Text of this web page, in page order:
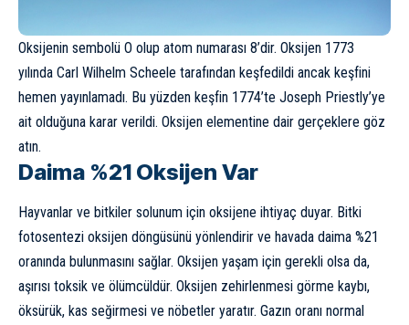
Oksijenin sembolü O olup atom numarası 8’dir. Oksijen 1773
yılında Carl Wilhelm Scheele tarafından keşfedildi ancak keşfini
hemen yayınlamadı. Bu yüzden keşfin 1774’te Joseph Priestly’ye
ait olduğuna karar verildi. Oksijen elementine dair gerçeklere göz
atın.
Daima %21 Oksijen Var
Hayvanlar ve bitkiler solunum için oksijene ihtiyaç duyar. Bitki
fotosentezi oksijen döngüsünü yönlendirir ve havada daima %21
oranında bulunmasını sağlar. Oksijen yaşam için gerekli olsa da,
aşırısı toksik ve ölümcüldür. Oksijen zehirlenmesi görme kaybı,
öksürük, kas seğirmesi ve nöbetler yaratır. Gazın oranı normal